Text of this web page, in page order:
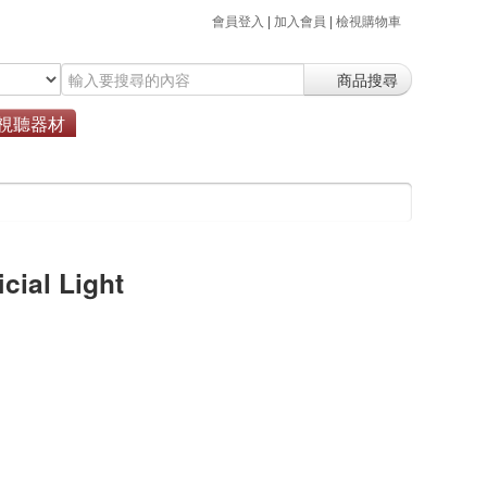
會員登入 | 加入會員 | 檢視購物車
商品搜尋
聽器材
Light